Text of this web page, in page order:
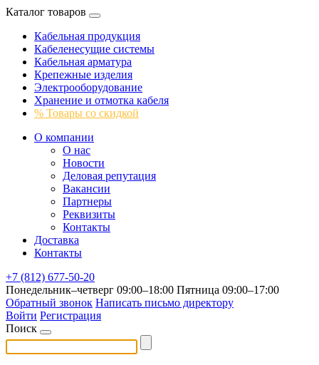
Каталог товаров
Кабельная продукция
Кабеленесущие системы
Кабельная арматура
Крепежные изделия
Электрооборудование
Хранение и отмотка кабеля
% Товары со скидкой
О компании
О нас
Новости
Деловая репутация
Вакансии
Партнеры
Реквизиты
Контакты
Доставка
Контакты
+7 (812) 677-50-20
Понедельник–четверг 09:00–18:00 Пятница 09:00–17:00
Обратный звонок Написать письмо директору
Войти Регистрация
Поиск